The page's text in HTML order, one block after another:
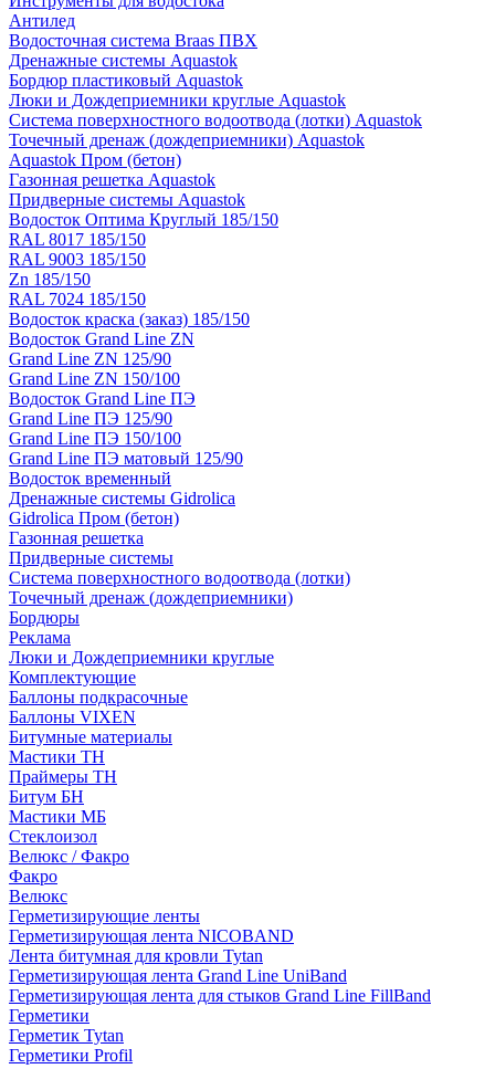
Антилед
Водосточная система Braas ПВХ
Дренажные системы Aquastok
Бордюр пластиковый Aquastok
Люки и Дождеприемники круглые Aquastok
Система поверхностного водоотвода (лотки) Aquastok
Точечный дренаж (дождеприемники) Aquastok
Aquastok Пром (бетон)
Газонная решетка Aquastok
Придверные системы Aquastok
Водосток Оптима Круглый 185/150
RAL 8017 185/150
RAL 9003 185/150
Zn 185/150
RAL 7024 185/150
Водосток краска (заказ) 185/150
Водосток Grand Line ZN
Grand Line ZN 125/90
Grand Line ZN 150/100
Водосток Grand Line ПЭ
Grand Line ПЭ 125/90
Grand Line ПЭ 150/100
Grand Line ПЭ матовый 125/90
Водосток временный
Дренажные системы Gidrolica
Gidrolica Пром (бетон)
Газонная решетка
Придверные системы
Система поверхностного водоотвода (лотки)
Точечный дренаж (дождеприемники)
Бордюры
Рекламa
Люки и Дождеприемники круглые
Комплектующие
Баллоны подкрасочные
Баллоны VIXEN
Битумные материалы
Мастики ТН
Праймеры ТН
Битум БН
Мастики МБ
Стеклоизол
Велюкс / Факро
Факро
Велюкс
Герметизирующие ленты
Герметизирующая лента NICOBAND
Лента битумная для кровли Tytan
Герметизирующая лента Grand Line UniBand
Герметизирующая лента для стыков Grand Line FillBand
Герметики
Герметик Tytan
Герметики Profil